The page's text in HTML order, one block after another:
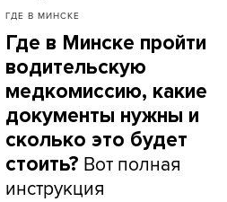
ГДЕ В МИНСКЕ
Где в Минске пройти
водительскую
медкомиссию, какие
документы нужны и
сколько это будет
стоить? Вот полная
инструкция